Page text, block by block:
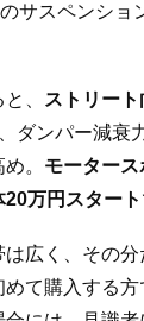
サスペンショ
、
ストリー
ダンパー減衰
。 モーター
万円スタート
は広く、その
めて購入する